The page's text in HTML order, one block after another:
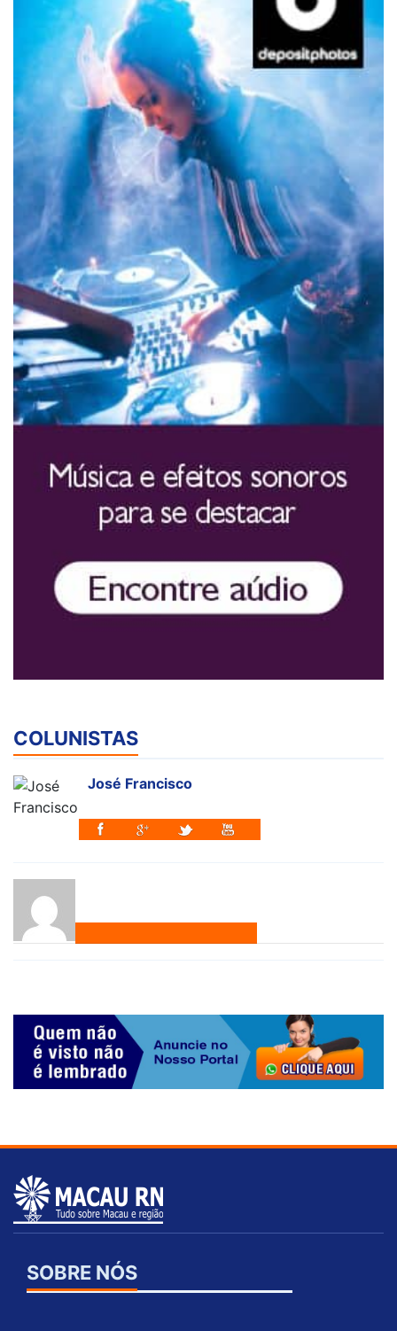
COLUNISTAS
José Francisco
SOBRE NÓS